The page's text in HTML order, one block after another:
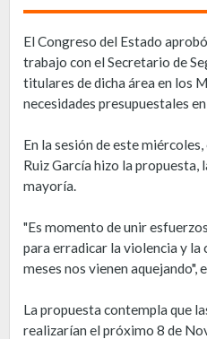
El Congreso del Estado
trabajo con el Secretario de
titulares de dicha área en los
necesidades presupuestales
En la sesión de este
Ruiz García hizo la propuesta,
mayoría.
"Es momento de unir
para erradicar la violencia y la
meses nos vienen aquejando",
La propuesta contempla que
realizarían el próximo 8 de